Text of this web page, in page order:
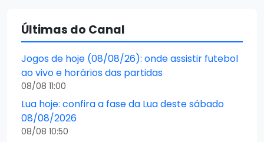
Últimas do Canal
Jogos de hoje (08/08/26): onde assistir futebol
ao vivo e horários das partidas
08/08 11:00
Lua hoje: confira a fase da Lua deste sábado
08/08/2026
08/08 10:50